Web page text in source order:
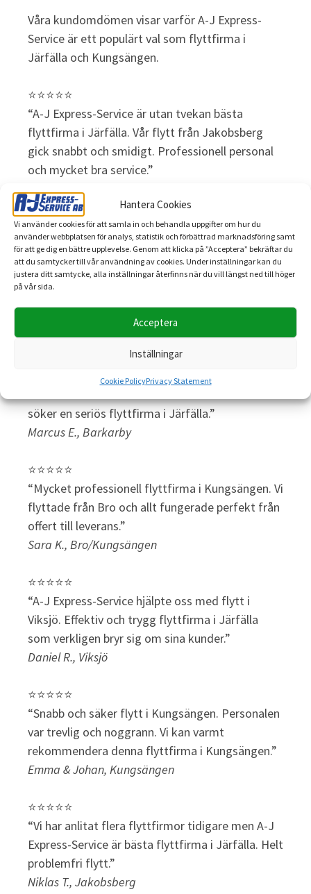
Hantera Cookies
Vi använder cookies för att samla in och behandla uppgifter om hur du
använder webbplatsen för analys, statistik och förbättrad marknadsföring samt
för att ge dig en bättre upplevelse. Genom att klicka på ”Acceptera” bekräftar du
att du samtycker till vår användning av cookies. Under inställningar kan du
justera ditt samtycke, alla inställningar återfinns när du vill längst ned till höger
på vår sida.
Acceptera
Inställningar
Cookie PolicyPrivacy Statement
Våra kundomdömen visar varför A-J Express-
Service är ett populärt val som flyttfirma i
Järfälla och Kungsängen.
⭐⭐⭐⭐⭐
“A-J Express-Service är utan tvekan bästa
flyttfirma i Järfälla. Vår flytt från Jakobsberg
gick snabbt och smidigt. Professionell personal
och mycket bra service.”
Peter M., Järfälla
⭐⭐⭐⭐⭐
“Vi bokade A-J Express-Service som flyttfirma i
Kungsängen och är extremt nöjda. Allt sköttes
tryggt och effektivt. Rekommenderar dem till
Linda H., Kungsängen
“Fantastisk flytthjälp i Järfälla. Teamet kom i tid
söker en seriös flyttfirma i Järfälla.”
Marcus E., Barkarby
⭐⭐⭐⭐⭐
“Mycket professionell flyttfirma i Kungsängen. Vi
flyttade från Bro och allt fungerade perfekt från
offert till leverans.”
Sara K., Bro/Kungsängen
⭐⭐⭐⭐⭐
“A-J Express-Service hjälpte oss med flytt i
Viksjö. Effektiv och trygg flyttfirma i Järfälla
som verkligen bryr sig om sina kunder.”
Daniel R., Viksjö
⭐⭐⭐⭐⭐
“Snabb och säker flytt i Kungsängen. Personalen
var trevlig och noggrann. Vi kan varmt
rekommendera denna flyttfirma i Kungsängen.”
Emma & Johan, Kungsängen
⭐⭐⭐⭐⭐
“Vi har anlitat flera flyttfirmor tidigare men A-J
Express-Service är bästa flyttfirma i Järfälla. Helt
problemfri flytt.”
Niklas T., Jakobsberg